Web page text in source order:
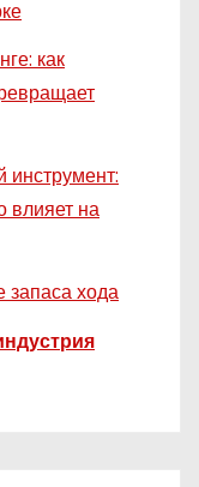
как
инструмент:
влияет на
запаса хода